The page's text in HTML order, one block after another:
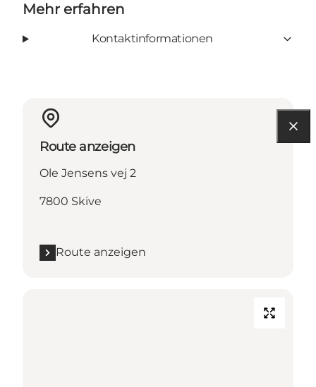
Mehr erfahren
Kontaktinformationen
Route anzeigen
Ole Jensens vej 2
7800 Skive
Route anzeigen